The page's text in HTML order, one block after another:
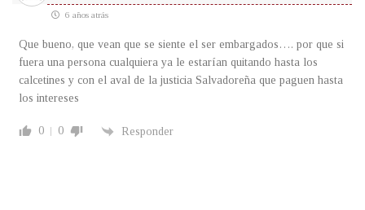
6 años atrás
Que bueno, que vean que se siente el ser embargados…. por que si
fuera una persona cualquiera ya le estarían quitando hasta los
calcetines y con el aval de la justicia Salvadoreña que paguen hasta
los intereses
0 0 Responder